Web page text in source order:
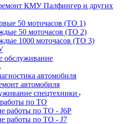
КМУ Палфингер и других
50 моточасов (ТО 1)
50 моточасов (ТО 2)
1000 моточасов (ТО 3)
обслуживание
автомобиля
автомобиля
спецтехники
по ТО
работы по ТО - J6P
работы по ТО - J7